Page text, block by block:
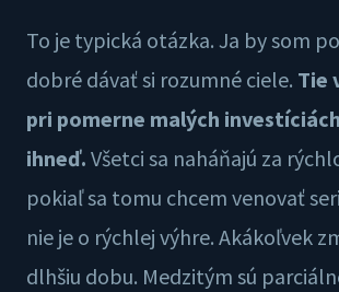
To je typická otázka. Ja by som
dobré dávať si rozumné ciele. Tie
pri pomerne malých
ihneď. Všetci sa naháňajú za
pokiaľ sa tomu chcem venovať
nie je o rýchlej výhre. Akákoľvek
dlhšiu dobu. Medzitým sú